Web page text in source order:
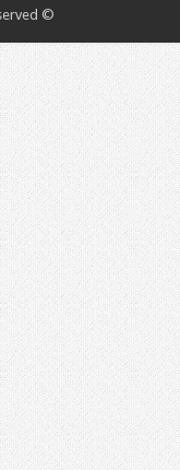
© Copyright 2018, All Rights Reserved